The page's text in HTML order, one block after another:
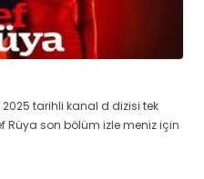
2025 tarihli kanal d dizisi tek
Rüya son bölüm izle meniz için